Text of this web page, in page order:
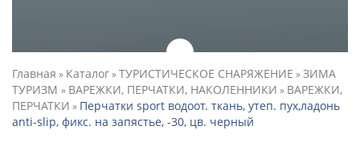
Главная » Каталог»ТУРИСТИЧЕСКОЕ СНАРЯЖЕНИЕ »ЗИМА
ТУРИЗМ » ВАРЕЖКИ, ПЕРЧАТКИ, НАКОЛЕННИКИ » ВАРЕЖКИ,
ПЕРЧАТКИ » Перчатки sport водоот. ткань, утеп. пух,ладонь
anti-slip, фикс. на запястье, -30, цв. черный